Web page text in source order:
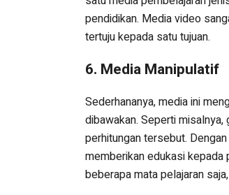
pendidikan. Media video
tertuju kepada satu tujuan.
6. Media Manipulatif
Sederhananya, media ini
dibawakan. Seperti
perhitungan tersebut.
memberikan edukasi kepada
beberapa mata pelajaran